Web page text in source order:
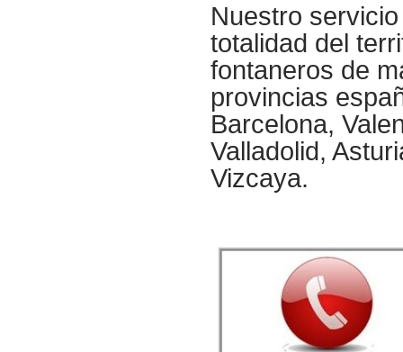
Nuestro
totalidad del
fontaneros de
provincias
Barcelona,
Valladolid,
Vizcaya.